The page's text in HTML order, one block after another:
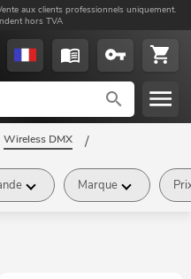
aux clients professionnels uniquement.
hors TVA
Wireless DMX /
Marque